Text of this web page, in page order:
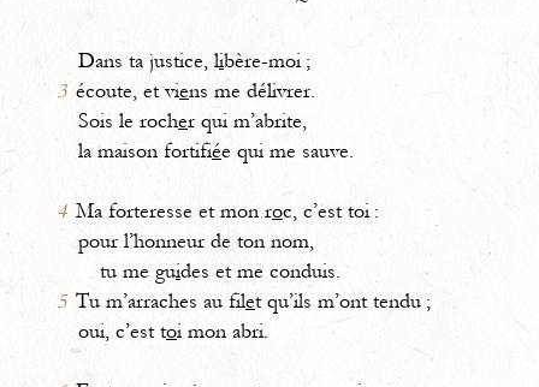
Dans ta justice, libère-moi ;
3 écoute, et viens me délivrer.
Sois le rocher qui m’abrite,
la maison fortifiée qui me sauve.
4 Ma forteresse et mon roc, c’est toi :
pour l’honneur de ton nom,
tu me guides et me conduis.
5 Tu m’arraches au filet qu’ils m’ont tendu ;
oui, c’est toi mon abri.